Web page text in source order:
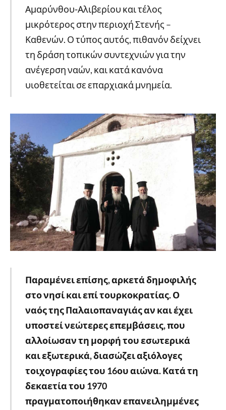
Αμαρύνθου-Αλιβερίου και τέλος
μικρότερος στην περιοχή Στενής –
Καθενών. Ο τύπος αυτός, πιθανόν δείχνει
τη δράση τοπικών συντεχνιών για την
ανέγερση ναών, και κατά κανόνα
υιοθετείται σε επαρχιακά μνημεία.
Παραμένει επίσης, αρκετά δημοφιλής
στο νησί και επί τουρκοκρατίας. Ο
ναός της Παλαιοπαναγιάς αν και έχει
υποστεί νεώτερες επεμβάσεις, που
αλλοίωσαν τη μορφή του εσωτερικά
και εξωτερικά, διασώζει αξιόλογες
τοιχογραφίες του 16ου αιώνα. Κατά τη
δεκαετία του 1970
πραγματοποιήθηκαν επανειλημμένες